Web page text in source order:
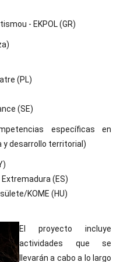
- EKPOL (GR)
(PL)
(SE)
específicas en
desarrollo territorial)
(ES)
KOME (HU)
El proyecto incluye
actividades que se
llevarán a cabo a lo largo